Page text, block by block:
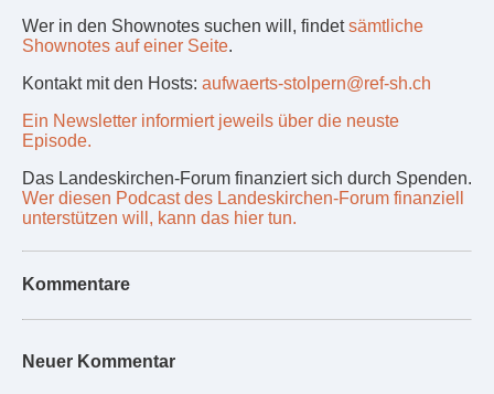
Wer in den Shownotes suchen will, findetsämtliche
Shownotes auf einer Seite.
Kontakt mit den Hosts: aufwaerts-stolpern@ref-sh.ch
Ein Newsletter informiert jeweils über die neuste
Episode.
Das Landeskirchen-Forum finanziert sich durch Spenden.
Wer diesen Podcast des Landeskirchen-Forum finanziell
unterstützen will, kann das hier tun.
Kommentare
Neuer Kommentar